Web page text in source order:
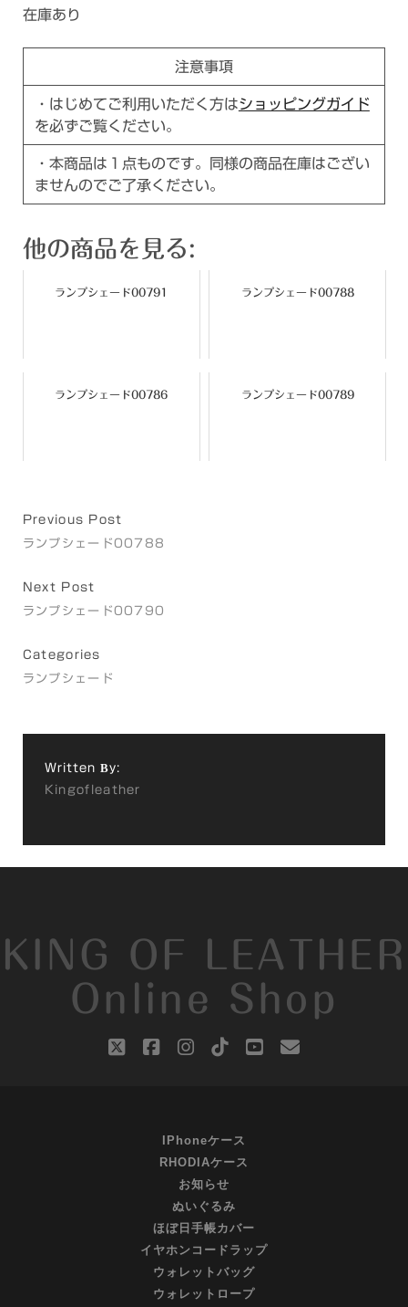
在庫あり
注意事項
・はじめてご利用いただく方はショッピングガイド
を必ずご覧ください。
・本商品は１点ものです。同様の商品在庫はござい
ませんのでご了承ください。
他の商品を見る:
ランプシェード00791 ランプシェード00788
ランプシェード00786 ランプシェード00789
Previous Post
ランプシェード00788
Next Post
ランプシェード00790
Categories
ランプシェード
Written By:
Kingofleather
KING OF LEATHER
Online Shop
twitterfacebookinstagram
tiktokyoutube
email
IPhoneケース
RHODIAケース
お知らせ
ぬいぐるみ
ほぼ日手帳カバー
イヤホンコードラップ
ウォレットバッグ
ウォレットロープ